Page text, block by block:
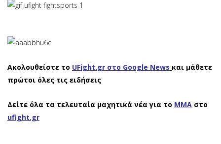
Ακολουθείστε το UFight.gr στο Google News και μάθετε
πρώτοι όλες τις ειδήσεις
Δείτε όλα τα τελευταία μαχητικά νέα για το ΜΜΑ στο
ufight.gr